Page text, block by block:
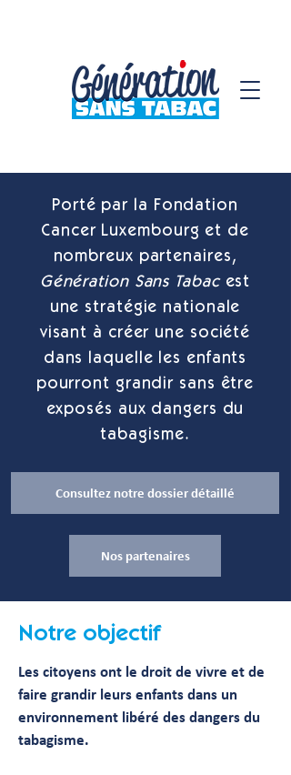
Porté par la Fondation
Cancer Luxembourg et de
nombreux partenaires,
Génération Sans Tabacest
une stratégie nationale
visant à créer une société
dans laquelle les enfants
pourront grandir sans être
exposés aux dangers du
tabagisme.
Consultez notre dossier détaillé
Nos partenaires
Notre objectif
Les citoyens ont le droit de vivre et de
faire grandir leurs enfants dans un
environnement libéré des dangers du
tabagisme.